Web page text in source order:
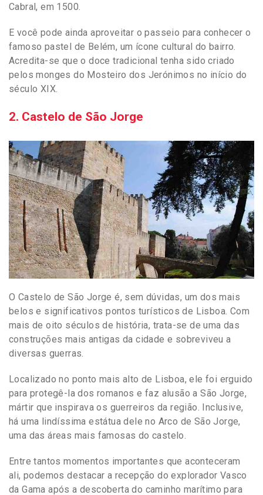
Cabral, em 1500.
E você pode ainda aproveitar o passeio para conhecer o
famoso pastel de Belém, um ícone cultural do bairro.
Acredita-se que o doce tradicional tenha sido criado
pelos monges do Mosteiro dos Jerónimos no início do
século XIX.
2. Castelo de São Jorge
O Castelo de São Jorge é, sem dúvidas, um dos mais
belos e significativos pontos turísticos de Lisboa. Com
mais de oito séculos de história, trata-se de uma das
construções mais antigas da cidade e sobreviveu a
diversas guerras.
Localizado no ponto mais alto de Lisboa, ele foi erguido
para protegê-la dos romanos e faz alusão a São Jorge,
mártir que inspirava os guerreiros da região. Inclusive,
há uma lindíssima estátua dele no Arco de São Jorge,
uma das áreas mais famosas do castelo.
Entre tantos momentos importantes que aconteceram
ali, podemos destacar a recepção do explorador Vasco
da Gama após a descoberta do caminho marítimo para